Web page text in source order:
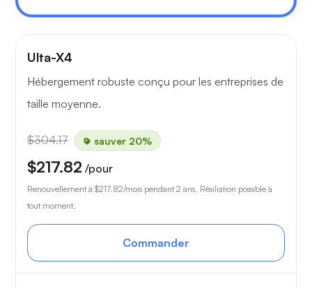
Ulta-X4
Hébergement robuste conçu pour les entreprises de
taille moyenne.
$304.17 sauver 20%
$217.82 /pour
Renouvellement à $217.82/mois pendant 2 ans. Résiliation possible à
tout moment.
Commander